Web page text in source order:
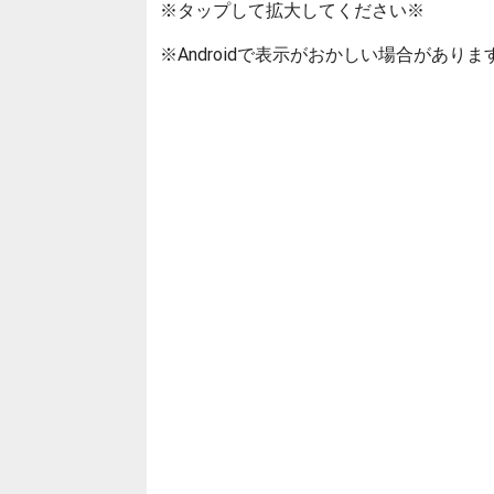
※タップして拡大してください※
※Androidで表示がおかしい場合があり